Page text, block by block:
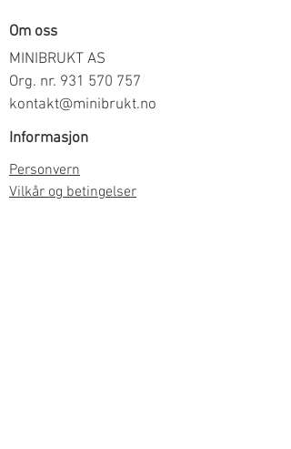
Om oss
MINIBRUKT AS
Org. nr. 931 570 757
kontakt@minibrukt.no
Informasjon
Personvern
Vilkår og betingelser